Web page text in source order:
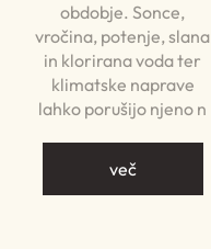
obdobje. Sonce,
vročina, potenje, slana
in klorirana voda ter
klimatske naprave
lahko porušijo njeno n
več